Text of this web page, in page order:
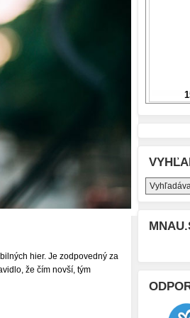
hier. Je zodpovedný za
že čím novší, tým